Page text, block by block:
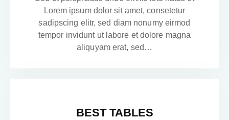
Lorem ipsum dolor sit amet, consetetur
sadipscing elitr, sed diam nonumy eirmod
tempor invidunt ut labore et dolore magna
aliquyam erat, sed…
BEST TABLES